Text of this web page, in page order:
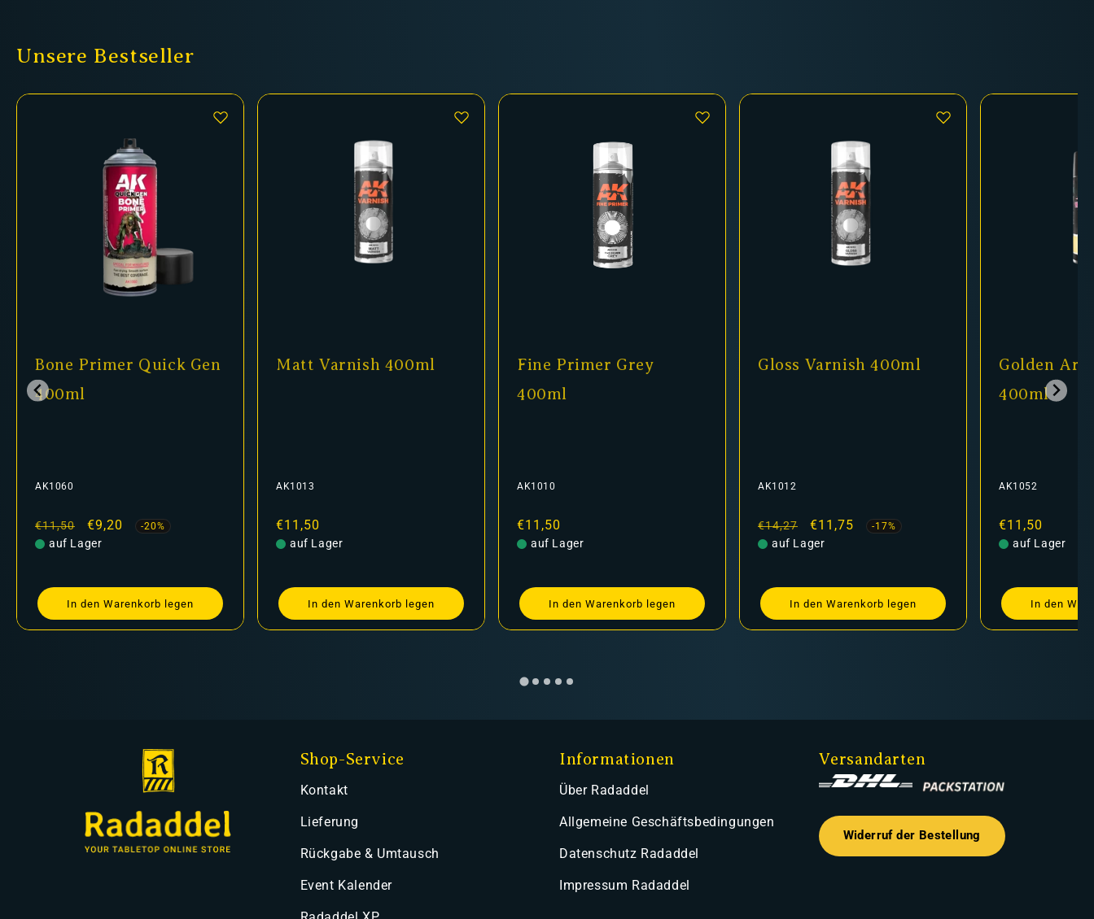
Unsere Bestseller
Bone Primer Quick Gen
400ml
AK1060
Normaler
Preis
€11,50 Verkaufspreis
€9,20 -20%
auf Lager
In den Warenkorb legen
Matt Varnish 400ml
AK1013
Normaler
Preis
€11,50
auf Lager
In den Warenkorb legen
Fine Primer Grey
400ml
AK1010
Normaler
Preis
€11,50
auf Lager
In den Warenkorb legen
Gloss Varnish 400ml
AK1012
Normaler
Preis
€14,27 Verkaufspreis
€11,75 -17%
auf Lager
In den Warenkorb legen
Golden
400ml
AK1052
Normaler
Preis
€11,50
auf Lager
In den
Shop-Service
Kontakt
Lieferung
Rückgabe & Umtausch
Event Kalender
Informationen
Über Radaddel
Allgemeine Geschäftsbedingungen
Datenschutz Radaddel
Impressum Radaddel
Versandarten
Widerruf der Bestellung